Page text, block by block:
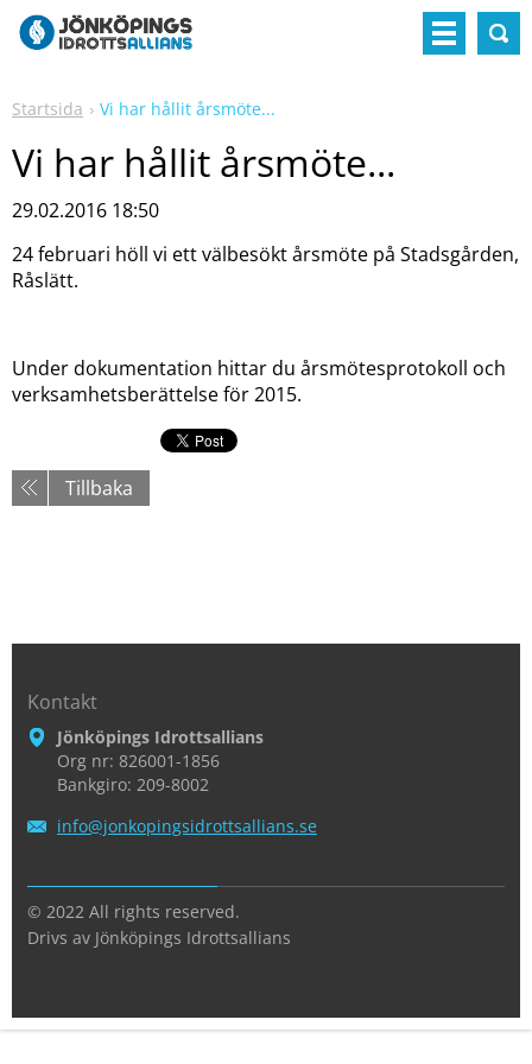
Startsida Vi har hållit årsmöte...
Vi har hållit årsmöte...
29.02.2016 18:50
24 februari höll vi ett välbesökt årsmöte på Stadsgården,
Råslätt.
Under dokumentation hittar du årsmötesprotokoll och
verksamhetsberättelse för 2015.
Tillbaka
Kontakt
Jönköpings Idrottsallians
Org nr: 826001-1856
Bankgiro: 209-8002
info@jonkopingsidrottsallians.se
© 2022 All rights reserved.
Drivs av Jönköpings Idrottsallians